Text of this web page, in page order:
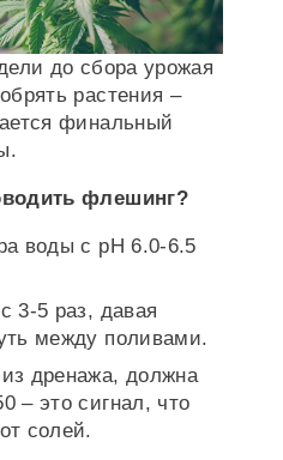
до сбора урожая
растения –
финальный
флешинг?
воды с pH 6.0-6.5
3-5 раз, давая
между поливами.
дренажа, должна
– это сигнал, что
солей.